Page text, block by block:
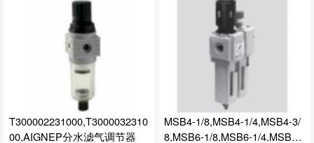
000M,BFR3000A,BFR4000,BF
R4000M,BFR4000A
5,GAFR600-20,GAFR600-25
T300002231000,T3000032310
00,AIGNEP分水滤气调节器
MSB4-1/8,MSB4-1/4,MSB4-3/
8,MSB6-1/8,MSB6-1/4,MSB6-